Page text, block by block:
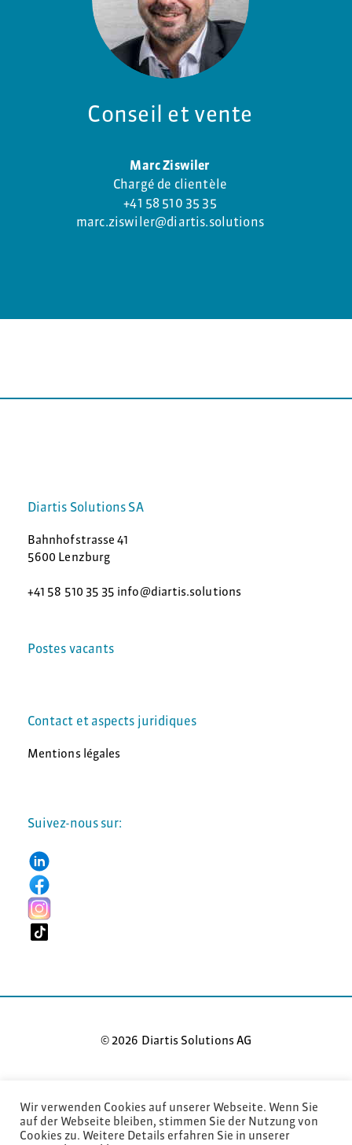
Conseil et vente
Marc Ziswiler
Chargé de clientèle
+41 58 510 35 35
marc.ziswiler@diartis.solutions
Diartis Solutions SA
Bahnhofstrasse 41
5600 Lenzburg
+41 58 510 35 35 info@diartis.solutions
Postes vacants
Contact et aspects juridiques
Mentions légales
Suivez-nous sur:
© 2026 Diartis Solutions AG
Wir verwenden Cookies auf unserer Webseite. Wenn Sie
auf der Webseite bleiben, stimmen Sie der Nutzung von
Cookies zu. Weitere Details erfahren Sie in unserer